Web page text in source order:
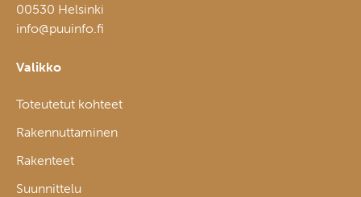
00530 Helsinki
info@puuinfo.fi
Valikko
Toteutetut kohteet
Rakennuttaminen
Rakenteet
Suunnittelu